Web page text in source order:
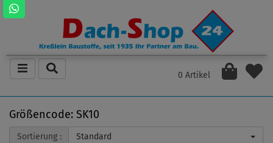
0 Artikel
Größencode: SK10
Sortierung : Standard